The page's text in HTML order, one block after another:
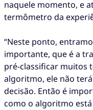
naquele momento, e
termômetro da
“Neste ponto,
importante, que é a
pré-classificar muitos
algoritmo, ele não
decisão. Então é
como o algoritmo está